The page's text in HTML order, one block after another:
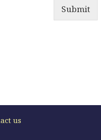
Submit
us